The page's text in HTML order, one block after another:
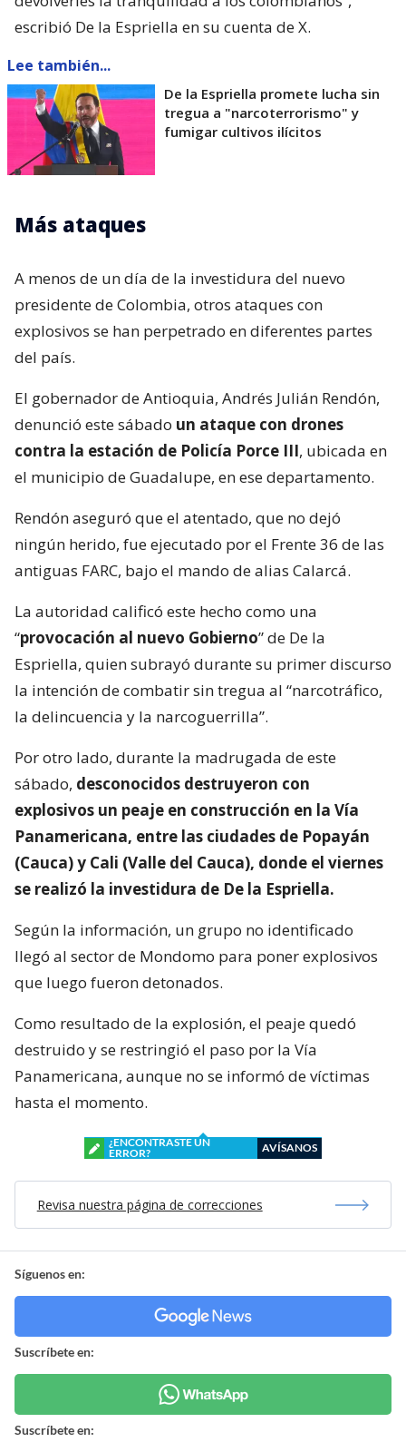
escribió De la Espriella en su cuenta de X.
Lee también...
De la Espriella promete lucha sin
tregua a "narcoterrorismo" y
fumigar cultivos ilícitos
Más ataques
A menos de un día de la investidura del nuevo
presidente de Colombia, otros ataques con
explosivos se han perpetrado en diferentes partes
del país.
El gobernador de Antioquia, Andrés Julián Rendón,
denunció este sábado un ataque con drones
contra la estación de Policía Porce III, ubicada en
el municipio de Guadalupe, en ese departamento.
Rendón aseguró que el atentado, que no dejó
ningún herido, fue ejecutado por el Frente 36 de las
antiguas FARC, bajo el mando de alias Calarcá.
La autoridad calificó este hecho como una
“provocación al nuevo Gobierno” de De la
Espriella, quien subrayó durante su primer discurso
la intención de combatir sin tregua al “narcotráfico,
la delincuencia y la narcoguerrilla”.
Por otro lado, durante la madrugada de este
sábado, desconocidos destruyeron con
explosivos un peaje en construcción en la Vía
Panamericana, entre las ciudades de Popayán
(Cauca) y Cali (Valle del Cauca), donde el viernes
se realizó la investidura de De la Espriella.
Según la información, un grupo no identificado
llegó al sector de Mondomo para poner explosivos
que luego fueron detonados.
Como resultado de la explosión, el peaje quedó
destruido y se restringió el paso por la Vía
Panamericana, aunque no se informó de víctimas
hasta el momento.
¿ENCONTRASTE UN
ERROR?
AVÍSANOS
Revisa nuestra página de correcciones
Síguenos en:
Suscríbete en:
Suscríbete en: